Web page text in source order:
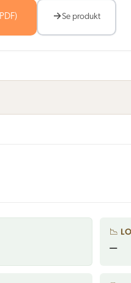
Se produkt
📉
—